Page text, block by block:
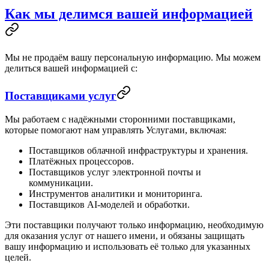
Как мы делимся вашей информацией
Мы не продаём вашу персональную информацию. Мы можем
делиться вашей информацией с:
Поставщиками услуг
Мы работаем с надёжными сторонними поставщиками,
которые помогают нам управлять Услугами, включая:
Поставщиков облачной инфраструктуры и хранения.
Платёжных процессоров.
Поставщиков услуг электронной почты и
коммуникации.
Инструментов аналитики и мониторинга.
Поставщиков AI-моделей и обработки.
Эти поставщики получают только информацию, необходимую
для оказания услуг от нашего имени, и обязаны защищать
вашу информацию и использовать её только для указанных
целей.